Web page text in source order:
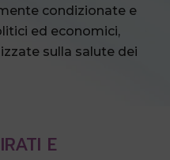
condizionate e
ed economici,
sulla salute dei
E